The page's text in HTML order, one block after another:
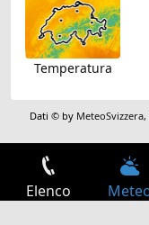
Temperatura
Dati © by MeteoSvizzera,
Elenco